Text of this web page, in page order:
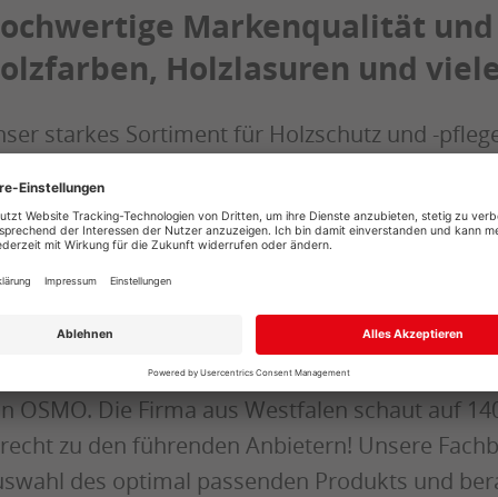
Markenqualität und
Holzlasuren und
starkes Sortiment für Holzschutz und -
im Innen- und Außenbereich die
Terrassenöle für den perfekten Schutz Ihrer
Holzschutzfarben schützen alles von Zaun
schöne Farben in Ihren Garten.
schützen Sie zuverlässig mit
setzen wir ausschließlich auf beste
OSMO. Die Firma aus Westfalen schaut auf
zu den führenden Anbietern! Unsere
des optimal passenden Produkts und